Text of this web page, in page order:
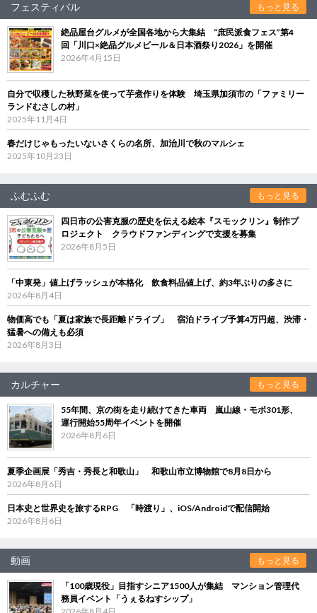
フェスティバル もっと見る
絶品屋台グルメが全国各地から大集結 “庶民派食フェス”第4
回「川口×絶品グルメビール＆日本酒祭り2026」を開催
2026年4月15日
自分で収穫した秋野菜を使って芋煮作りを体験 埼玉県加須市の「ファミリー
ランドむさしの村」
2025年11月4日
春だけじゃもったいないさくらの名所、加治川で秋のマルシェ
2025年10月23日
ふむふむ もっと見る
四日市の公害克服の歴史を伝える絵本『スモックリン』制作プ
ロジェクト クラウドファンディングで支援を募集
2026年8月5日
「中東発」値上げラッシュが本格化 飲食料品値上げ、約3年ぶりの多さに
2026年8月4日
物価高でも「夏は家族で長距離ドライブ」 宿泊ドライブ予算4万円超、渋滞・
猛暑への備えも必須
2026年8月3日
カルチャー もっと見る
55年間、京の街を走り続けてきた車両 嵐山線・モボ301形、
運行開始55周年イベントを開催
2026年8月6日
夏季企画展「秀吉・秀長と和歌山」 和歌山市立博物館で8月8日から
2026年8月6日
日本史と世界史を旅するRPG 「時渡り」、iOS/Androidで配信開始
2026年8月6日
動画 もっと見る
「100歳現役」目指すシニア1500人が集結 マンション管理代
務員イベント「うぇるねすシップ」